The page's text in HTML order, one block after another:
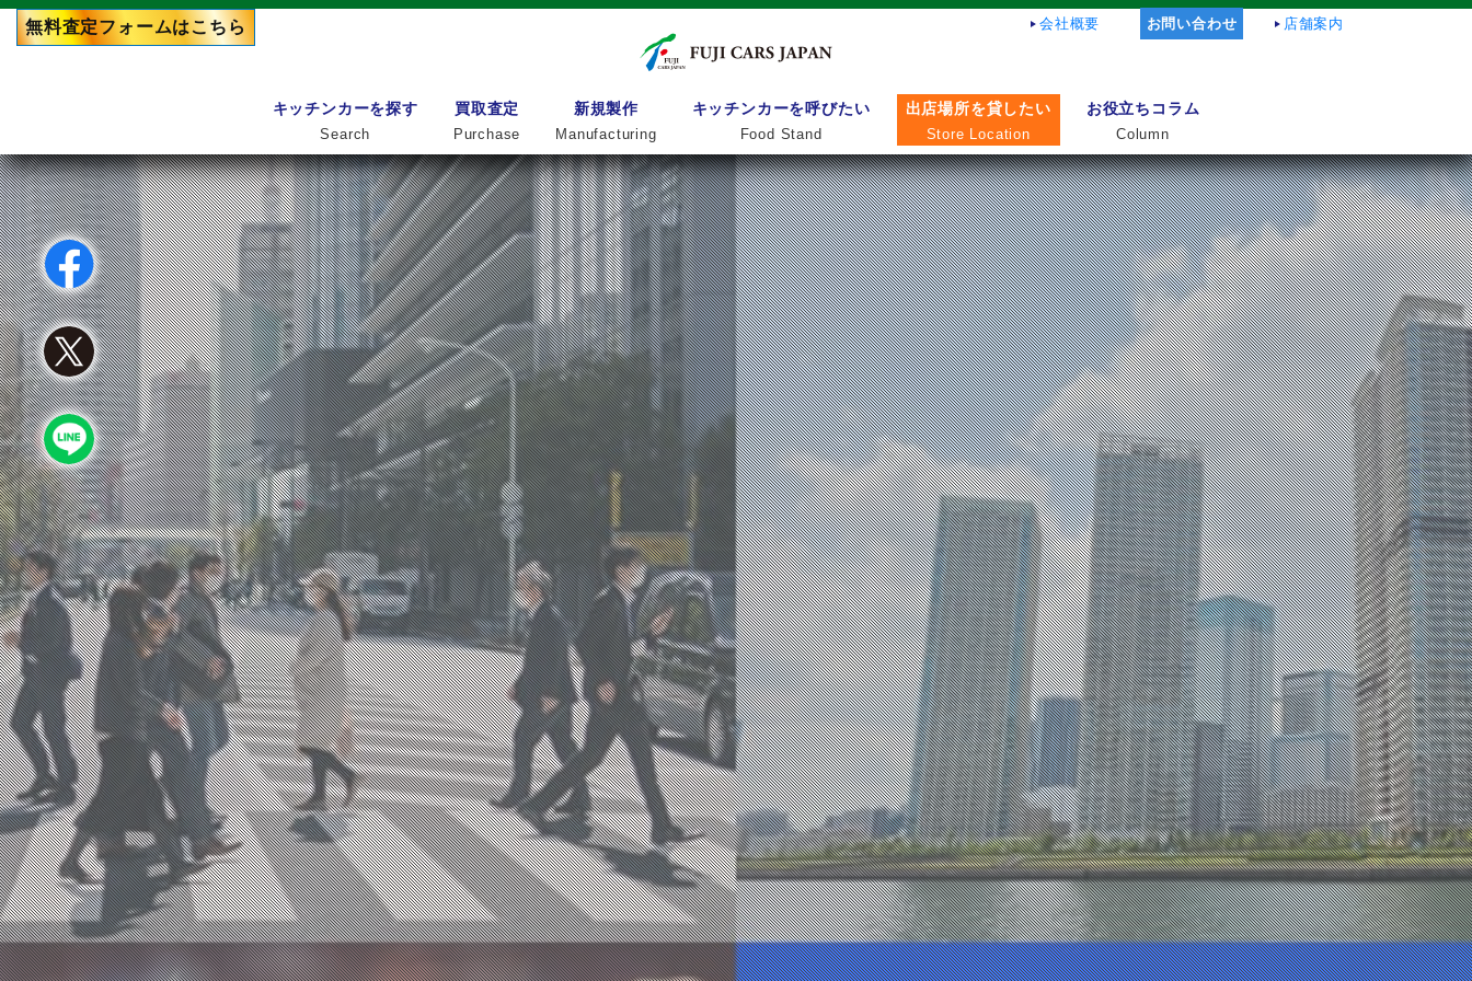
会社概要 お問い合わせ 店舗案内
キッチンカーを探す
Search
買取査定
Purchase
新規製作
Manufacturing
キッチンカーを呼びたい
Food Stand
出店場所を貸したい
Store Location
お役立ちコラム
Column
無料査定フォームはこちら